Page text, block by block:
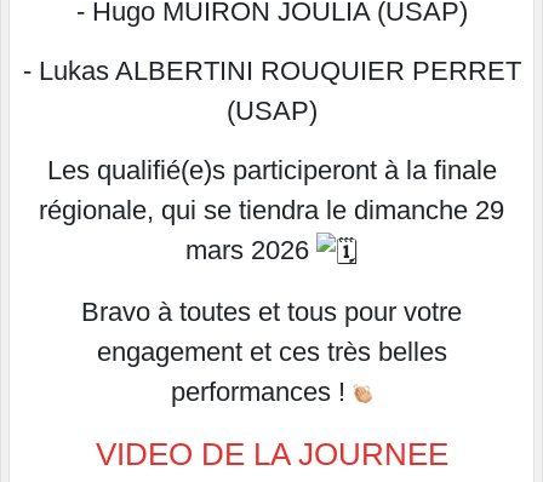
- Hugo MUIRON JOULIA (USAP)
- Lukas ALBERTINI ROUQUIER PERRET
(USAP)
Les qualifié(e)s participeront à la finale
régionale, qui se tiendra le dimanche 29
mars 2026
Bravo à toutes et tous pour votre
engagement et ces très belles
performances !
VIDEO DE LA JOURNEE